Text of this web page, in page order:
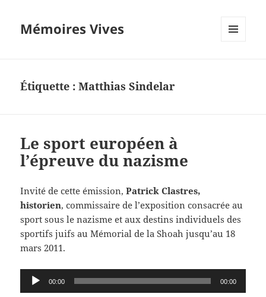
Mémoires Vives
Étiquette :Matthias Sindelar
Le sport européen à
l’épreuve du nazisme
Invité de cette émission,Patrick Clastres,
historien, commissaire de l’exposition consacrée au
sport sous le nazisme et aux destins individuels des
sportifs juifs au Mémorial de la Shoah jusqu’au 18
mars 2011.
Lecteur
audio
00:00 00:00